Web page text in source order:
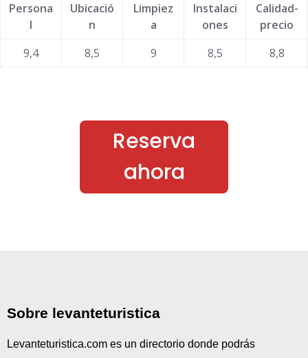
Persona
l
Ubicació
n
Limpiez
a
Instalaci
ones
Calidad-
precio
9,4
8,5 9 8,5 8,8
Reserva
ahora
Sobre levanteturistica
Levanteturistica.com es un directorio donde podrás